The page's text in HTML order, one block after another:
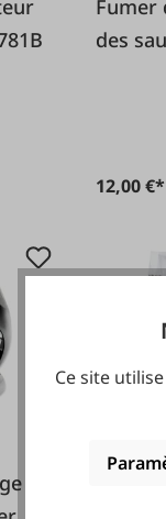
Fumer
des
12,00 €*
Ce site